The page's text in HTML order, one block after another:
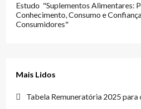
Estudo "Suplementos Alimentares:
Conhecimento, Consumo e
Consumidores"
Mais Lidos
Tabela Remuneratória 2025 para